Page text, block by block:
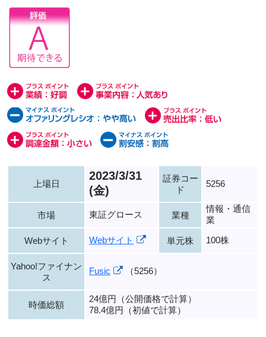
上場日
2023/3/31
(金)
証券コー
ド
5256
市場 東証グロース 業種
情報・通信
業
Webサイト Webサイト 単元株 100株
Yahoo!ファイナン
ス
Fusic （5256）
時価総額
24億円（公開価格で計算）
78.4億円（初値で計算）